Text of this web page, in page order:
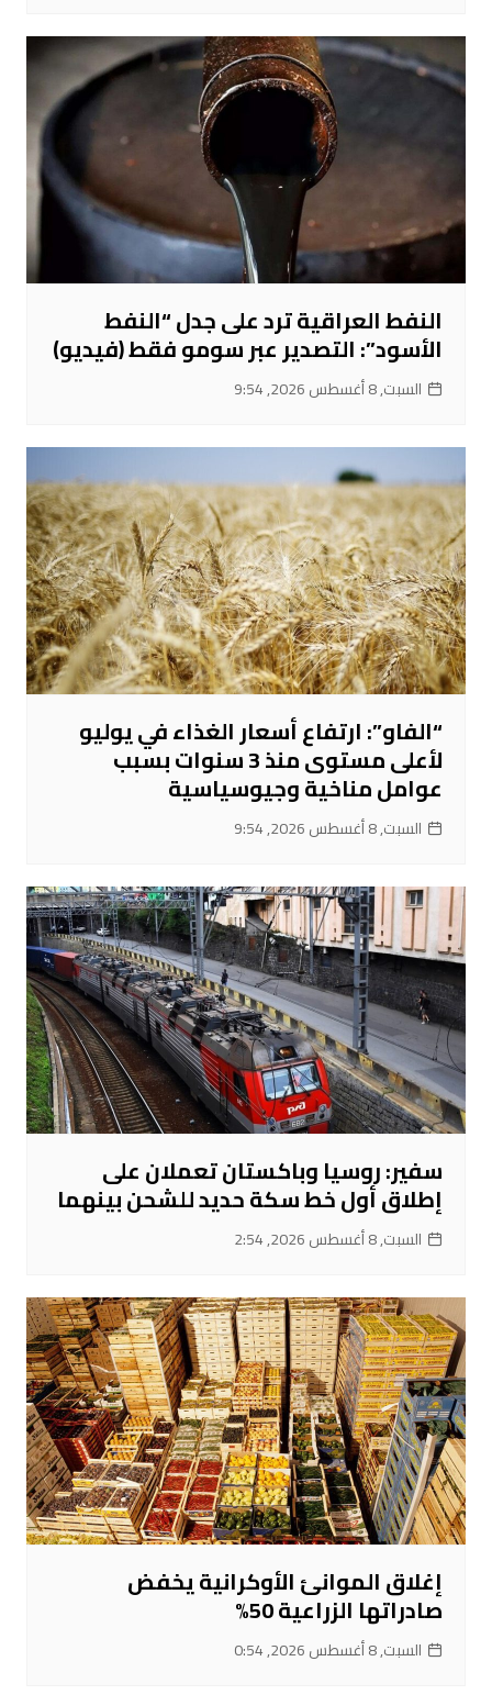
النفط العراقية ترد على جدل “النفط
الأسود”: التصدير عبر سومو فقط (فيديو)
السبت, 8 أغسطس 2026, 9:54
“الفاو”: ارتفاع أسعار الغذاء في يوليو
لأعلى مستوى منذ 3 سنوات بسبب
عوامل مناخية وجيوسياسية
السبت, 8 أغسطس 2026, 9:54
سفير: روسيا وباكستان تعملان على
إطلاق أول خط سكة حديد للشحن بينهما
السبت, 8 أغسطس 2026, 2:54
إغلاق الموانئ الأوكرانية يخفض
صادراتها الزراعية 50%
السبت, 8 أغسطس 2026, 0:54